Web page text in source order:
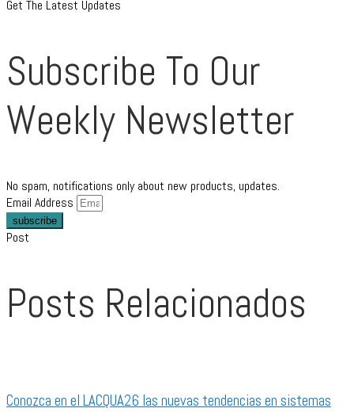
Get The Latest Updates
Subscribe To Our
Weekly Newsletter
No spam, notifications only about new products, updates.
Email Address
subscribe
Post
Posts Relacionados
Conozca en el LACQUA26 las nuevas tendencias en sistemas